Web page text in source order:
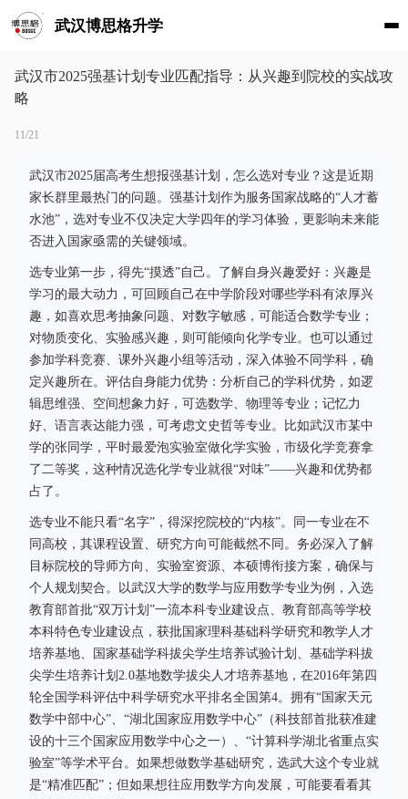
武汉博思格升学
武汉市2025强基计划专业匹配指导：从兴趣到院校的实战攻
略
11/21
武汉市2025届高考生想报强基计划，怎么选对专业？这是近期
家长群里最热门的问题。强基计划作为服务国家战略的“人才蓄
水池”，选对专业不仅决定大学四年的学习体验，更影响未来能
否进入国家亟需的关键领域。
选专业第一步，得先“摸透”自己。了解自身兴趣爱好：兴趣是
学习的最大动力，可回顾自己在中学阶段对哪些学科有浓厚兴
趣，如喜欢思考抽象问题、对数字敏感，可能适合数学专业；
对物质变化、实验感兴趣，则可能倾向化学专业。也可以通过
参加学科竞赛、课外兴趣小组等活动，深入体验不同学科，确
定兴趣所在。评估自身能力优势：分析自己的学科优势，如逻
辑思维强、空间想象力好，可选数学、物理等专业；记忆力
好、语言表达能力强，可考虑文史哲等专业。比如武汉市某中
学的张同学，平时最爱泡实验室做化学实验，市级化学竞赛拿
了二等奖，这种情况选化学专业就很“对味”——兴趣和优势都
占了。
选专业不能只看“名字”，得深挖院校的“内核”。同一专业在不
同高校，其课程设置、研究方向可能截然不同。务必深入了解
目标院校的导师方向、实验室资源、本硕博衔接方案，确保与
个人规划契合。以武汉大学的数学与应用数学专业为例，入选
教育部首批“双万计划”一流本科专业建设点、教育部高等学校
本科特色专业建设点，获批国家理科基础科学研究和教学人才
培养基地、国家基础学科拔尖学生培养试验计划、基础学科拔
尖学生培养计划2.0基地数学拔尖人才培养基地，在2016年第四
轮全国学科评估中科学研究水平排名全国第4。拥有“国家天元
数学中部中心”、“湖北国家应用数学中心”（科技部首批获准建
设的十三个国家应用数学中心之一）、“计算科学湖北省重点实
验室”等学术平台。如果想做数学基础研究，选武大这个专业就
是“精准匹配”；但如果想往应用数学方向发展，可能要看看其